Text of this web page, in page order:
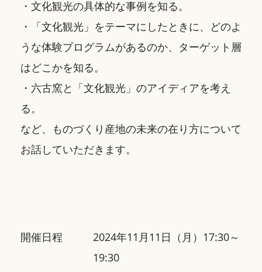
・文化観光の具体的な事例を知る。
・「文化観光」をテーマにしたときに、どのよ
うな体験プログラムがあるのか、ターゲット層
はどこかを知る。
・六古窯と「文化観光」のアイディアを考え
る。
など、ものづくり産地の未来の在り方について
お話していただきます。
開催日程
2024年11月11日（月）17:30～
19:30